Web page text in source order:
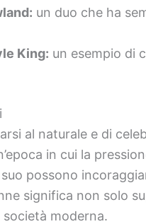
un duo che ha
King: un esempio di
al naturale e di
in cui la
possono
significa non solo
moderna.